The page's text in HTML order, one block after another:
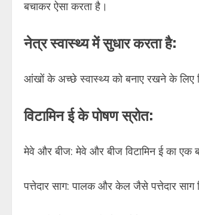
बचाकर ऐसा करता है।
नेत्र स्वास्थ्य में सुधार करता है:
आंखों के अच्छे स्वास्थ्य को बनाए रखने के लिए
विटामिन ई के पोषण स्रोत:
मेवे और बीज: मेवे और बीज विटामिन ई का
पत्तेदार साग: पालक और केल जैसे पत्तेदार